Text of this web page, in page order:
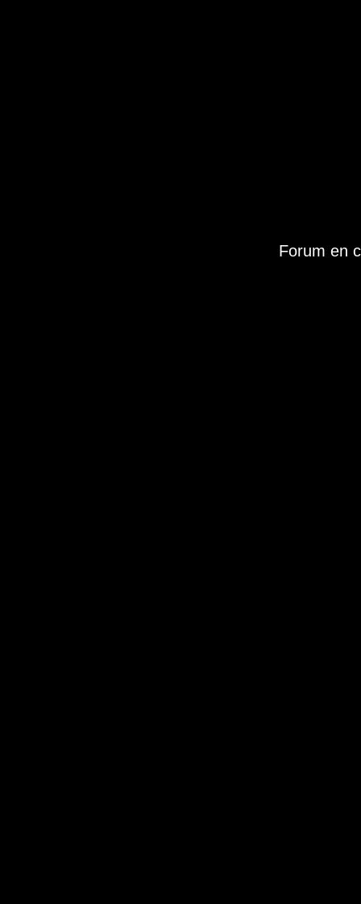
Forum en